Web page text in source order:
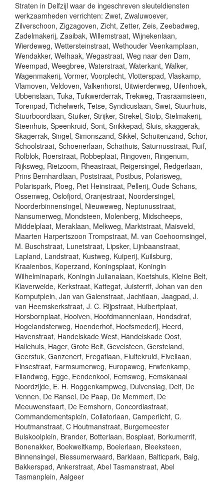
Straten in Delfzijl waar de ingeschreven sleuteldiensten
werkzaamheden verrichten: Zwet, Zwaluwoever,
Zilverschoon, Zigzagoven, Zicht, Zetter, Zeis, Zeebadweg,
Zadelmakerij, Zaaibak, Willemstraat, Wijnekenlaan,
Wierdeweg, Wettersteinstraat, Wethouder Veenkamplaan,
Wendakker, Welhaak, Wegastraat, Weg naar den Dam,
Weempad, Weegbree, Waterstraat, Waterkant, Walker,
Wagenmakerij, Vormer, Voorplecht, Vlotterspad, Vlaskamp,
Vlamoven, Veldoven, Valkenhorst, Uitwierderweg, Uilenhoek,
Ubbenslaan, Tuka, Tuikwerderrak, Trekweg, Trasraamsteen,
Torenpad, Tichelwerk, Tetse, Syndicuslaan, Swet, Stuurhuis,
Stuurboordlaan, Stuiker, Strijker, Strekel, Stolp, Stelmakerij,
Steenhuis, Speenkruid, Sont, Snikkepad, Sluis, skaggerak,
Skagerrak, Singel, Simonszand, Sikkel, Schuitenzand, Schor,
Schoolstraat, Schoenerlaan, Schathuis, Saturnusstraat, Ruif,
Rolblok, Roerstraat, Robbeplaat, Ringoven, Ringenum,
Rijksweg, Rietzoom, Rheastraat, Reigersingel, Redgerlaan,
Prins Bernhardlaan, Poststraat, Postbus, Polarisweg,
Polarispark, Ploeg, Piet Heinstraat, Pellerij, Oude Schans,
Ossenweg, Oslofjord, Oranjestraat, Noordersingel,
Noorderbinnensingel, Nieuweweg, Neptunusstraat,
Nansumerweg, Mondsteen, Molenberg, Midscheeps,
Middelplaat, Meraklaan, Melkweg, Marktstraat, Maisveld,
Maarten Harpertszoon Trompstraat, M. van Coehoornsingel,
M. Buschstraat, Lunetstraat, Lipsker, Lijnbaanstraat,
Lapland, Landstraat, Kustweg, Kuiperij, Kuilsburg,
Kraaienbos, Koperzand, Koningsplaat, Koningin
Wilhelminapark, Koningin Julianalaan, Koetshuis, Kleine Belt,
Klaverweide, Kerkstraat, Kattegat, Juisterrif, Johan van den
Kornputplein, Jan van Galenstraat, Jachtlaan, Jaagpad, J.
van Heemskerkstraat, J. C. Rijpstraat, Huibertplaat,
Horsbornplaat, Hooiven, Hoofdmannenlaan, Hondsdraf,
Hogelandsterweg, Hoenderhof, Hoefsmederij, Heerd,
Havenstraat, Handelskade West, Handelskade Oost,
Hallehuis, Hager, Grote Belt, Gevelsteen, Gersteland,
Geerstuk, Ganzenerf, Fregatlaan, Fluitekruid, Fivellaan,
Finsestraat, Farmsumerweg, Europaweg, Erwtenkamp,
Eilandweg, Egge, Eendenkooi, Eemsweg, Eemskanaal
Noordzijde, E. H. Roggenkampweg, Duivenslag, Delf, De
Vennen, De Ransel, De Paap, De Memmert, De
Meeuwenstaart, De Eemshorn, Concordiastraat,
Commandementsplein, Collatorlaan, Camperlicht, C.
Houtmanstraat, C Houtmanstraat, Burgemeester
Buiskoolplein, Brander, Botterlaan, Bosplaat, Borkumerrif,
Bonenakker, Boekweitkamp, Boeierlaan, Bleeksteen,
Binnensingel, Biessumerwaard, Barklaan, Balticpark, Balg,
Bakkerspad, Ankerstraat, Abel Tasmanstraat, Abel
Tasmanplein, Aalgeer